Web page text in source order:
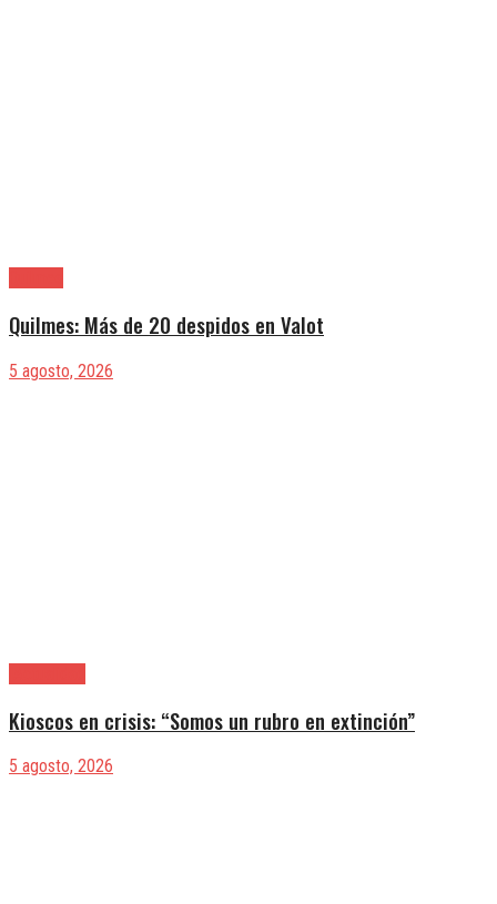
Quilmes: Más de 20 despidos en Valot
5 agosto, 2026
Kioscos en crisis: “Somos un rubro en extinción”
5 agosto, 2026